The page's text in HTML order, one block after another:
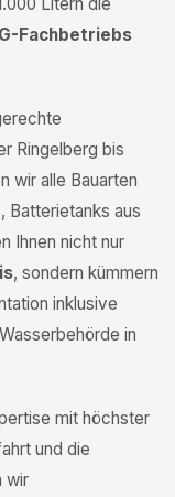
Fachbetriebs
Ringelberg bis
wir alle Bauarten
Batterietanks aus
Ihnen nicht nur
, sondern kümmern
inklusive
in
mit höchster
und die
wir